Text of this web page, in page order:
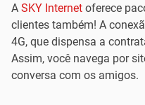
A SKY Internet oferece
clientes também! A
4G, que dispensa a
Assim, você navega por
conversa com os amigos.